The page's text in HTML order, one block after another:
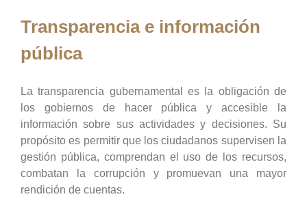
Transparencia e información
pública
La transparencia gubernamental es la obligación de
los gobiernos de hacer pública y accesible la
información sobre sus actividades y decisiones. Su
propósito es permitir que los ciudadanos supervisen la
gestión pública, comprendan el uso de los recursos,
combatan la corrupción y promuevan una mayor
rendición de cuentas.